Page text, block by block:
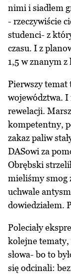
nimi i siadłem
- rzeczywiście
studenci- z
czasu. I z
1,5 w znanym
Pierwszy temat
województwa. I
rewelacji.
kompetentny,
zakaz paliw
DASowi za
Obrębski
mieliśmy smog
uchwale
dowiedziałem.
Poleciały
kolejne tematy,
słowa- bo to
się odcinali: